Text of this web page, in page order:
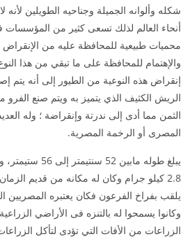
شكله وألوانه الجميلة وجناحيه الطويلين
أنحاء العالم لذلك تسعى كثير من
محميات طبيعية للمحافظة عليه من
والإهتمام للمحافظة على ما تبقي من هذا
إنقراض هذه النوعية من الطيور إلى أنه يتم
الريش الكثيف الذي يتميز به ويتم صنع
الثمن مما أدى إلى ندرتة وإنقراضة ؛ وله
المصرى أو الرخمة المصرية.
2.8 كيلو جرام وكان له مكانه من قديم
يلقب بفراخ الفرعون فكان يعتبره المصريين
وكانوا يسمحوا له بالتنزه فى الأراضي
الزراعات من الأفات التي تؤدى لتأكل